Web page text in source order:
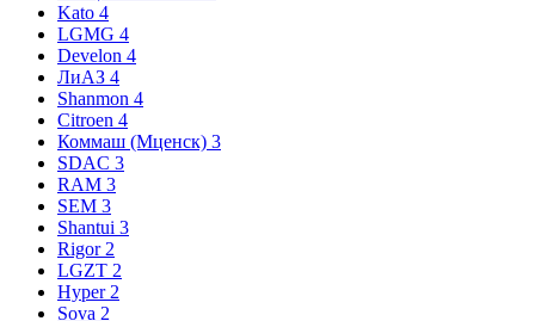
Kato 4
LGMG 4
Develon 4
ЛиАЗ 4
Shanmon 4
Citroen 4
Коммаш (Мценск) 3
SDAC 3
RAM 3
SEM 3
Shantui 3
Rigor 2
LGZT 2
Hyper 2
Sova 2